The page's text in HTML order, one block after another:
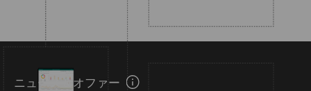
ニュース＆オファー